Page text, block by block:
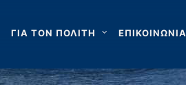
ΓΙΑ ΤΟΝ ΠΟΛΙΤΗ ΕΠΙΚΟΙΝΩΝΙΑ